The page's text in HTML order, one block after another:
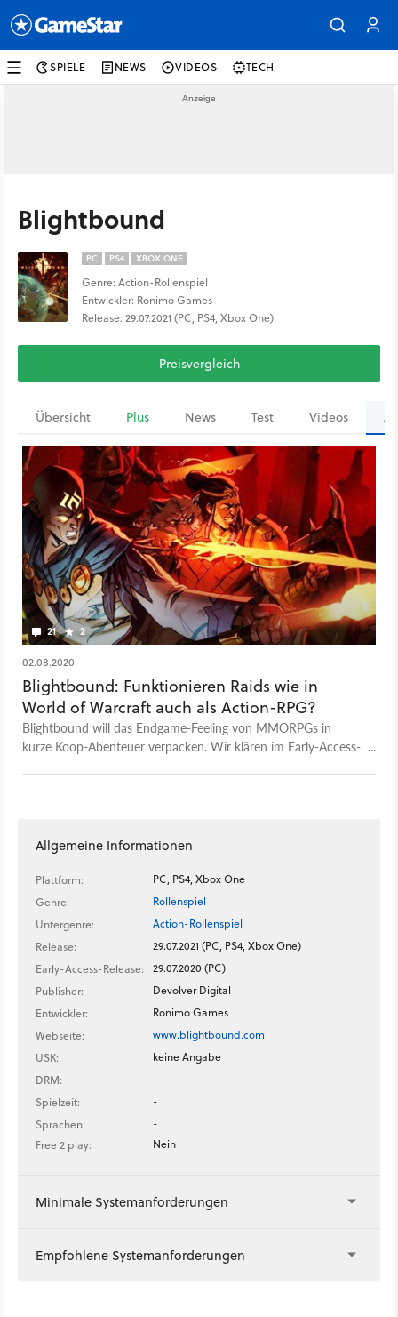
SPIELE NEWS VIDEOS TECH
Blightbound
PC PS4 XBOX ONE
Genre: Action-Rollenspiel
Entwickler: Ronimo Games
Release: 29.07.2021 (PC, PS4, Xbox One)
Preisvergleich
Übersicht Plus News Test Videos
21 2
02.08.2020
Blightbound: Funktionieren Raids wie in
World of Warcraft auch als Action-RPG?
Blightbound will das Endgame-Feeling von MMORPGs in
kurze Koop-Abenteuer verpacken. Wir klären im Early-Access-
Allgemeine Informationen
Plattform:
PC, PS4, Xbox One
Genre:
Rollenspiel
Untergenre:
Action-Rollenspiel
Release:
29.07.2021 (PC, PS4, Xbox One)
Early-Access-Release:
29.07.2020 (PC)
Publisher:
Devolver Digital
Entwickler:
Ronimo Games
Webseite:
www.blightbound.com
USK:
keine Angabe
DRM:
-
Spielzeit:
-
Sprachen:
-
Free 2 play:
Nein
Minimale Systemanforderungen
Empfohlene Systemanforderungen